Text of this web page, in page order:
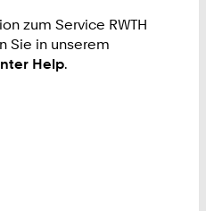
zum Service RWTH
Sie in unserem
Help.